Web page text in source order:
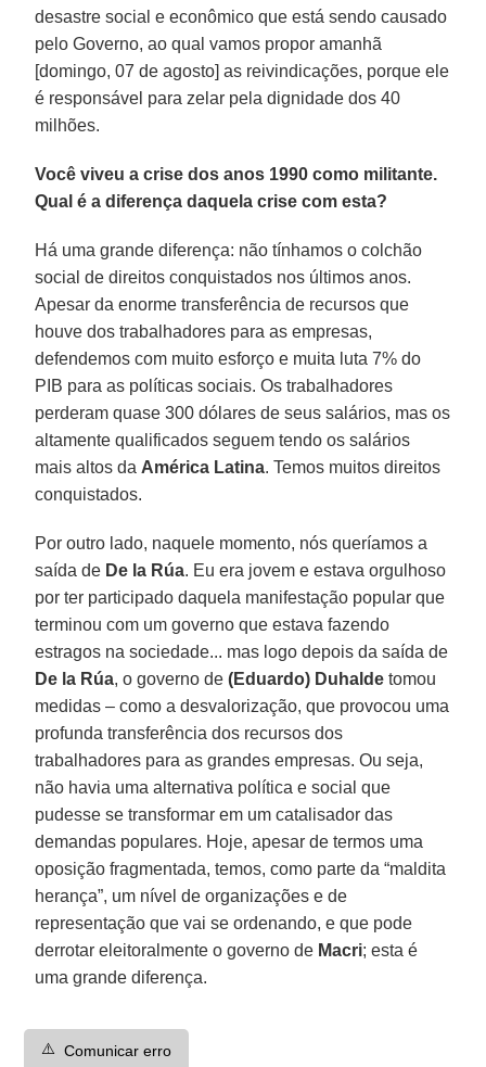
desastre social e econômico que está sendo causado
pelo Governo, ao qual vamos propor amanhã
[domingo, 07 de agosto] as reivindicações, porque ele
é responsável para zelar pela dignidade dos 40
milhões.
Você viveu a crise dos anos 1990 como militante.
Qual é a diferença daquela crise com esta?
Há uma grande diferença: não tínhamos o colchão
social de direitos conquistados nos últimos anos.
Apesar da enorme transferência de recursos que
houve dos trabalhadores para as empresas,
defendemos com muito esforço e muita luta 7% do
PIB para as políticas sociais. Os trabalhadores
perderam quase 300 dólares de seus salários, mas os
altamente qualificados seguem tendo os salários
mais altos da América Latina. Temos muitos direitos
conquistados.
Por outro lado, naquele momento, nós queríamos a
saída de De la Rúa. Eu era jovem e estava orgulhoso
por ter participado daquela manifestação popular que
terminou com um governo que estava fazendo
estragos na sociedade... mas logo depois da saída de
De la Rúa, o governo de(Eduardo) Duhalde tomou
medidas – como a desvalorização, que provocou uma
profunda transferência dos recursos dos
trabalhadores para as grandes empresas. Ou seja,
não havia uma alternativa política e social que
pudesse se transformar em um catalisador das
demandas populares. Hoje, apesar de termos uma
oposição fragmentada, temos, como parte da “maldita
herança”, um nível de organizações e de
representação que vai se ordenando, e que pode
derrotar eleitoralmente o governo de Macri; esta é
uma grande diferença.
⚠️ Comunicar erro